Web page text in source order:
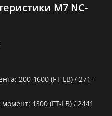
M7 NC-
200-1600 (FT-LB) / 271-
1800 (FT-LB) / 2441